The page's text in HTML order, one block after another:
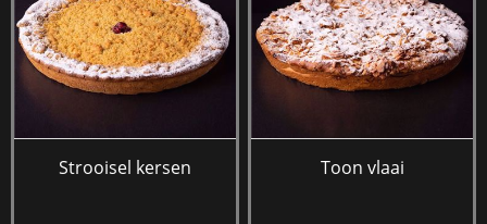
Strooisel kersen Toon vlaai